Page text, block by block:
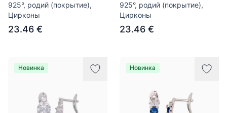
925°, родий (покрытие),
Цирконы
23.46 €
925°, родий (покрытие),
Цирконы
23.46 €
Новинка Новинка